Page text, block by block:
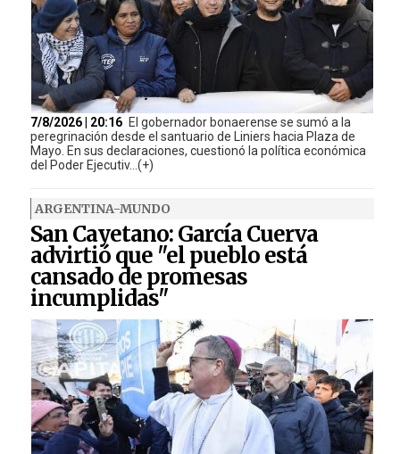
7/8/2026 | 20:16 El gobernador bonaerense se sumó a la
peregrinación desde el santuario de Liniers hacia Plaza de
Mayo. En sus declaraciones, cuestionó la política económica
del Poder Ejecutiv...(+)
ARGENTINA-MUNDO
San Cayetano: García Cuerva
advirtió que "el pueblo está
cansado de promesas
incumplidas"